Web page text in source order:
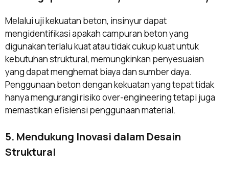
Melalui uji kekuatan beton, insinyur dapat
mengidentifikasi apakah campuran beton yang
digunakan terlalu kuat atau tidak cukup kuat untuk
kebutuhan struktural, memungkinkan penyesuaian
yang dapat menghemat biaya dan sumber daya.
Penggunaan beton dengan kekuatan yang tepat tidak
hanya mengurangi risiko over-engineering tetapi juga
memastikan efisiensi penggunaan material.
5. Mendukung Inovasi dalam Desain
Struktural